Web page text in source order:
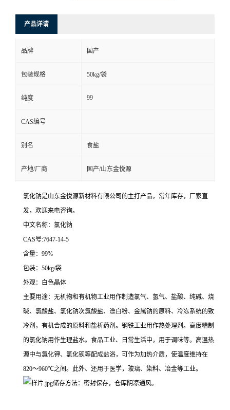
产品详请
品牌 国产
包装规格 50kg/袋
纯度 99
CAS编号
别名 食盐
产地/厂商 国产/山东金悦源
氯化钠是山东金悦源新材料有限公司的主打产品，常年库存，厂家直
发，欢迎来电咨询。
中文名称：氯化钠
CAS号:7647-14-5
含量：99%
包装：50kg/袋
外观：白色晶体
主要用途：无机物和有机物工业用作制造氯气、氢气、盐酸、纯碱、烧
碱、氯酸盐、氯化钠次氯酸盐、漂白粉、金属钠的原料、冷冻系统的致
冷剂，有机合成的原料和盐析药剂。钢铁工业用作热处理剂。高度精制
的氯化钠用作生理盐水。食品工业、日常生活中，用于调味等。高温热
源中与氯化钾、氯化钡等配成盐浴，可作为加热介质，使温度维持在
820～960℃之间。此外、还用于医学，玻璃、染料、冶金等工业。
储存方法：密封保存，仓库阴凉通风。